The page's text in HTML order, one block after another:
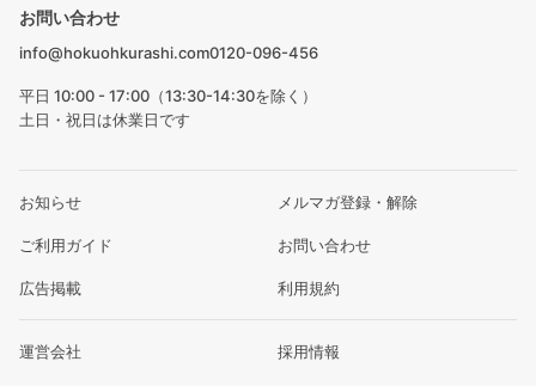
お問い合わせ
info@hokuohkurashi.com0120-096-456
平日 10:00 - 17:00（13:30-14:30を除く）
土日・祝日は休業日です
お知らせ メルマガ登録・解除
ご利用ガイド お問い合わせ
広告掲載 利用規約
運営会社 採用情報